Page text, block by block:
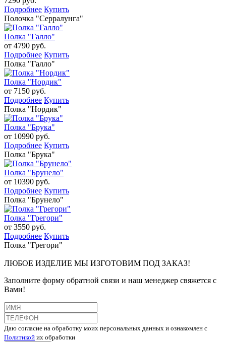
Подробнее Купить
Полочка "Серралунга"
Полка "Галло"
от 4790 руб.
Подробнее Купить
Полка "Галло"
Полка "Нордик"
от 7150 руб.
Подробнее Купить
Полка "Нордик"
Полка "Брука"
от 10990 руб.
Подробнее Купить
Полка "Брука"
Полка "Брунело"
от 10390 руб.
Подробнее Купить
Полка "Брунело"
Полка "Грегори"
от 3550 руб.
Подробнее Купить
Полка "Грегори"
ЛЮБОЕ ИЗДЕЛИЕ МЫ ИЗГОТОВИМ ПОД ЗАКАЗ!
Заполните форму обратной связи и наш менеджер свяжется с
Вами!
Даю согласие на обработку моих персональных данных и ознакомлен с
Политикой их обработки